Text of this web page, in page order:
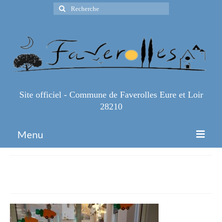
Rechercher
:
Site officiel - Commune de Faverolles Eure et Loir
28210
Menu
Infos Pratiques